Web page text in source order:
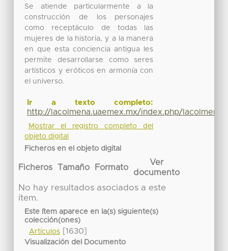
Se atiende particularmente a la
construcción de los personajes
como receptáculo de todas las
mujeres de la historia, y a la manera
en que esta conciencia antigua les
permite desarrollarse como seres
artísticos y eróticos en armonía con
el universo.
Ir a texto completo:
http://lacolmena.uaemex.mx/index.php/
Mostrar el registro completo del
objeto digital
Ficheros en el objeto digital
Ficheros Tamaño Formato
Ver
documento
No hay resultados asociados a este
ítem.
Este ítem aparece en la(s) siguiente(s)
colección(ones)
Artículos[1630]
Visualización del Documento